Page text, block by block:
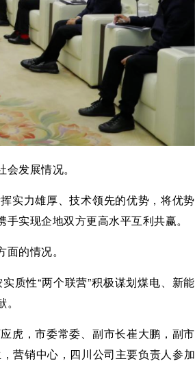
发展情况。
实力雄厚、技术领先的优势，将优势
实现企地双方更高水平互利共赢。
的情况。
质性“两个联营”积极谋划煤电、新能
虎，市委常委、副市长崔大鹏，副市
营销中心，四川公司主要负责人参加